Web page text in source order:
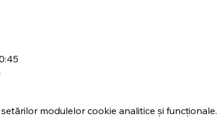
modulelor cookie analitice și funcționale.